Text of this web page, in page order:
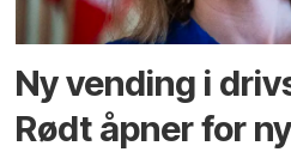
Ny vending i
Rødt åpner for